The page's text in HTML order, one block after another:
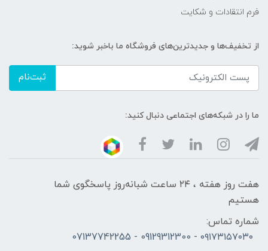
فرم انتقادات و شکایت
از تخفیف‌ها و جدیدترین‌های فروشگاه ما باخبر شوید:
ثبت‌نام
ما را در شبکه‌های اجتماعی دنبال کنید:
هفت روز هفته ، ۲۴ ساعت شبانه‌روز پاسخگوی شما
هستیم
شماره تماس:
۰۹۱۷۳۱۵۷۰۳۰ - 09129312300 - 07137742255